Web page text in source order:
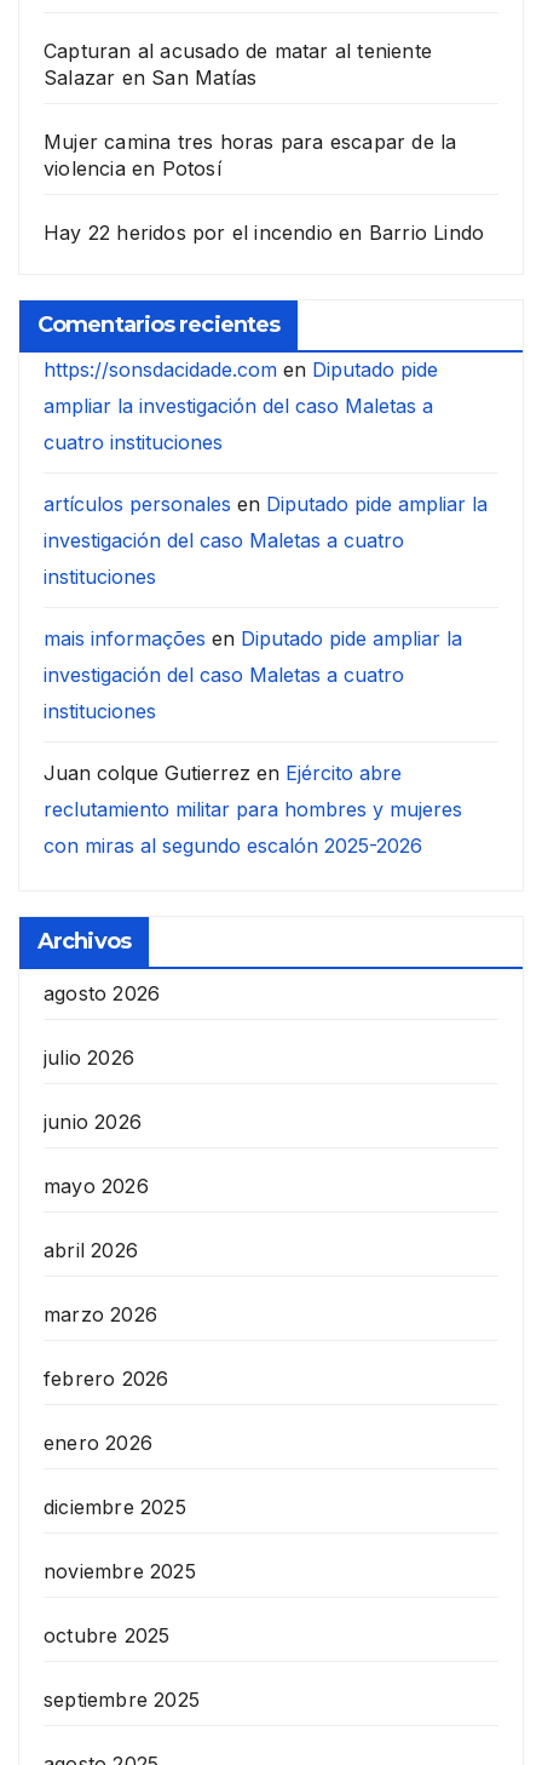
Capturan al acusado de matar al teniente
Salazar en San Matías
Mujer camina tres horas para escapar de la
violencia en Potosí
Hay 22 heridos por el incendio en Barrio Lindo
Comentarios recientes
https://sonsdacidade.com en Diputado pide
ampliar la investigación del caso Maletas a
cuatro instituciones
artículos personales en Diputado pide ampliar la
investigación del caso Maletas a cuatro
instituciones
mais informações en Diputado pide ampliar la
investigación del caso Maletas a cuatro
instituciones
Juan colque Gutierrez en Ejército abre
reclutamiento militar para hombres y mujeres
con miras al segundo escalón 2025-2026
Archivos
agosto 2026
julio 2026
junio 2026
mayo 2026
abril 2026
marzo 2026
febrero 2026
enero 2026
diciembre 2025
noviembre 2025
octubre 2025
septiembre 2025